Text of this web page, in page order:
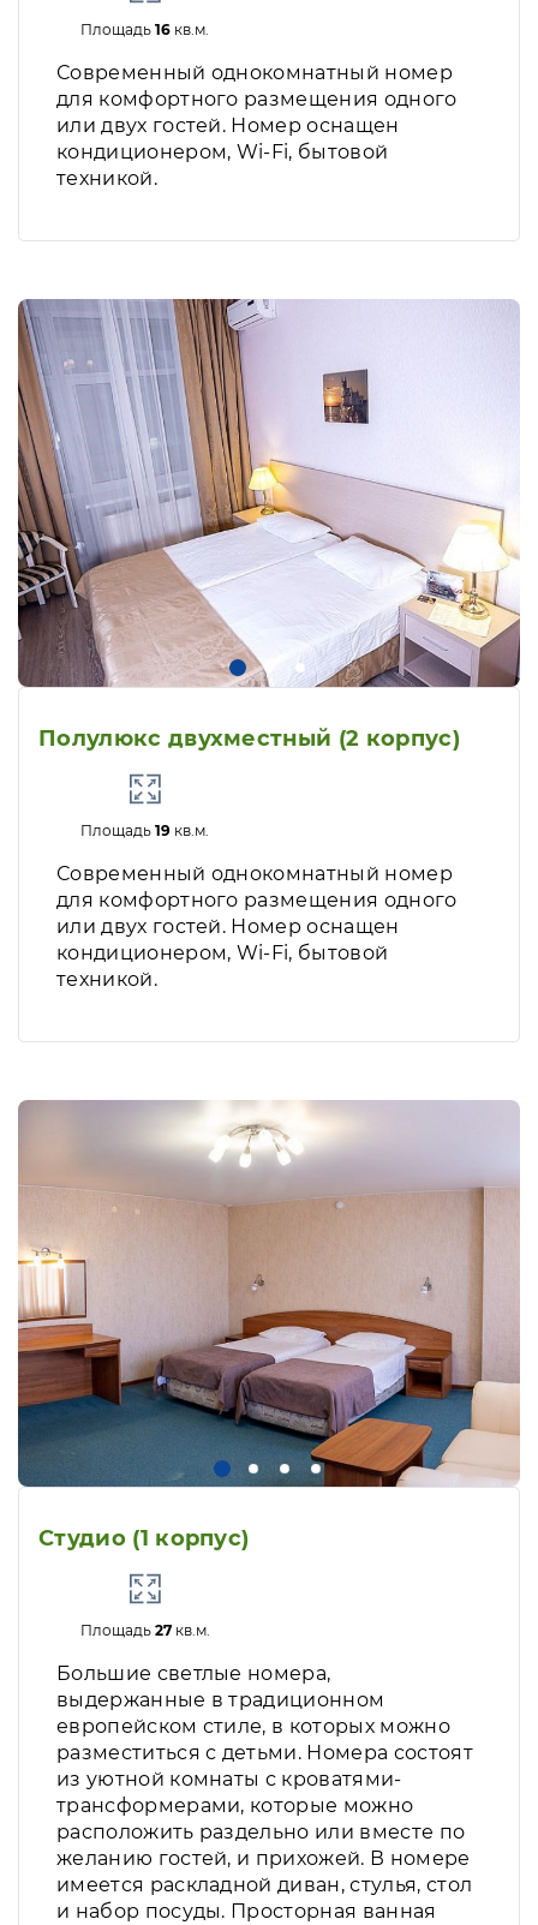
Площадь16 кв.м.
Современный однокомнатный номер
для комфортного размещения одного
или двух гостей. Номер оснащен
кондиционером, Wi-Fi, бытовой
техникой.
Полулюкс двухместный (2 корпус)
Площадь19 кв.м.
Современный однокомнатный номер
для комфортного размещения одного
или двух гостей. Номер оснащен
кондиционером, Wi-Fi, бытовой
техникой.
Студио (1 корпус)
Площадь 27кв.м.
Большие светлые номера,
выдержанные в традиционном
европейском стиле, в которых можно
разместиться с детьми. Номера состоят
из уютной комнаты с кроватями-
трансформерами, которые можно
расположить раздельно или вместе по
желанию гостей, и прихожей. В номере
имеется раскладной диван, стулья, стол
и набор посуды. Просторная ванная